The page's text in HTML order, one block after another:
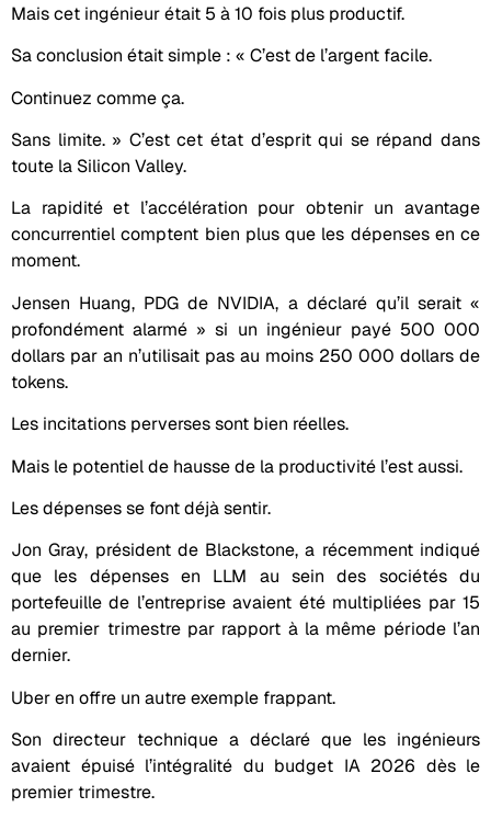
Mais cet ingénieur était 5 à 10 fois plus productif.
Sa conclusion était simple : « C’est de l’argent facile.
Continuez comme ça.
Sans limite. » C’est cet état d’esprit qui se répand dans
toute la Silicon Valley.
La rapidité et l’accélération pour obtenir un avantage
concurrentiel comptent bien plus que les dépenses en ce
moment.
Jensen Huang, PDG de NVIDIA, a déclaré qu’il serait «
profondément alarmé » si un ingénieur payé 500 000
dollars par an n’utilisait pas au moins 250 000 dollars de
tokens.
Les incitations perverses sont bien réelles.
Mais le potentiel de hausse de la productivité l’est aussi.
Les dépenses se font déjà sentir.
Jon Gray, président de Blackstone, a récemment indiqué
que les dépenses en LLM au sein des sociétés du
portefeuille de l’entreprise avaient été multipliées par 15
au premier trimestre par rapport à la même période l’an
dernier.
Uber en offre un autre exemple frappant.
Son directeur technique a déclaré que les ingénieurs
avaient épuisé l’intégralité du budget IA 2026 dès le
premier trimestre.